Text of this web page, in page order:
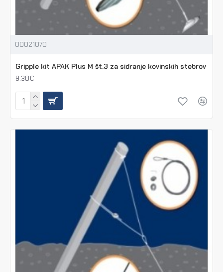
00021070
Gripple kit APAK Plus M št.3 za sidranje kovinskih stebrov
9.38€